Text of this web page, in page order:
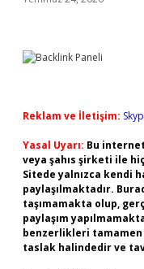
Reklam ve İletişim:
Yasal Uyarı: Bu
veya şahıs şirketi ile
Sitede yalnızca kendi
paylaşılmaktadır.
taşımamakta olup,
paylaşım
benzerlikleri
taslak halindedir ve